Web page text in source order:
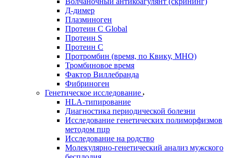
Д-димер
Плазминоген
Протеин C Global
Протеин S
Протеин С
Протромбин (время, по Квику, МНО)
Тромбиновое время
Фактор Виллебранда
Фибриноген
Генетическое исследование
HLA-типирование
Диагностика периодической болезни
Исследование генетических полиморфизмов
методом пцр
Исследование на родство
Молекулярно-генетический анализ мужского